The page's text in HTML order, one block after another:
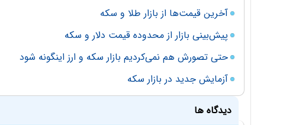
آخرین قیمت‌ها از بازار طلا و سکه
پیش‌بینی بازار از محدوده قیمت دلار و سکه
حتی تصورش هم نمی‌کردیم بازار سکه و ارز اینگونه شود
آزمایش جدید در بازار سکه
دیدگاه ها